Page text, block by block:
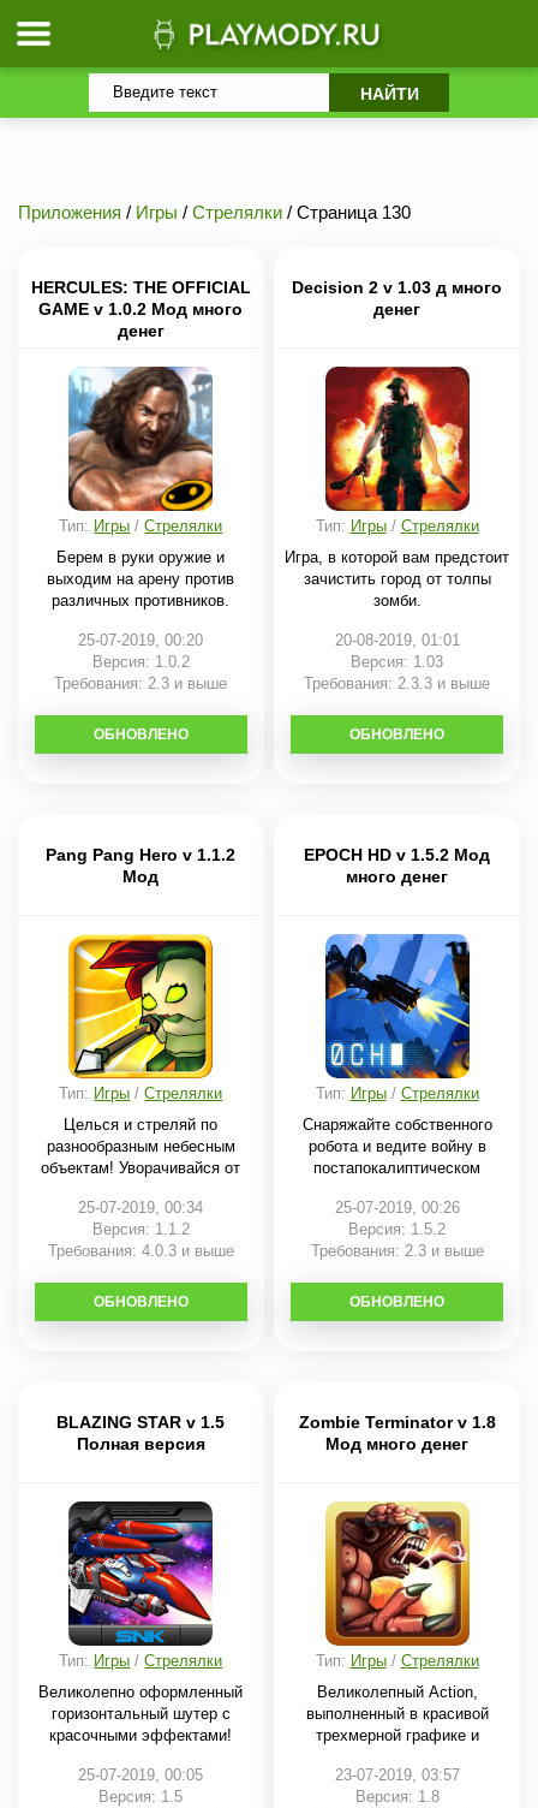
Приложения / Игры / Стрелялки / Страница 130
HERCULES: THE OFFICIAL
GAME v 1.0.2 Мод много
денег
Тип: Игры /Стрелялки
Берем в руки оружие и
выходим на арену против
различных противников.
25-07-2019, 00:20
Версия: 1.0.2
Требования: 2.3 и выше
СКАЧАТЬ
ОБНОВЛЕНО
Decision 2 v 1.03 д много
денег
Тип: Игры/ Стрелялки
Игра, в которой вам предстоит
зачистить город от толпы
зомби.
20-08-2019, 01:01
Версия: 1.03
Требования: 2.3.3 и выше
СКАЧАТЬ
ОБНОВЛЕНО
Pang Pang Hero v 1.1.2
Мод
Тип: Игры /Стрелялки
Целься и стреляй по
разнообразным небесным
объектам! Уворачивайся от
25-07-2019, 00:34
Версия: 1.1.2
Требования: 4.0.3 и выше
СКАЧАТЬ
ОБНОВЛЕНО
EPOCH HD v 1.5.2 Мод
много денег
Тип: Игры/ Стрелялки
Снаряжайте собственного
робота и ведите войну в
постапокалиптическом
25-07-2019, 00:26
Версия: 1.5.2
Требования: 2.3 и выше
СКАЧАТЬ
ОБНОВЛЕНО
BLAZING STAR v 1.5
Полная версия
Тип: Игры /Стрелялки
Великолепно оформленный
горизонтальный шутер с
красочными эффектами!
25-07-2019, 00:05
Версия: 1.5
Zombie Terminator v 1.8
Мод много денег
Тип: Игры/ Стрелялки
Великолепный Action,
выполненный в красивой
трехмерной графике и
23-07-2019, 03:57
Версия: 1.8